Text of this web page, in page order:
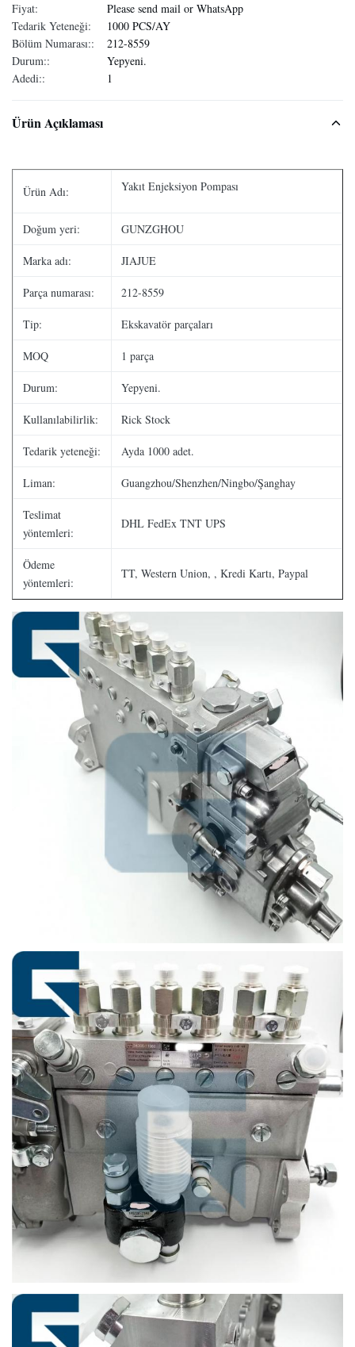
Fiyat:
Please send mail or WhatsApp
Tedarik Yeteneği:
1000 PCS/AY
Bölüm Numarası::
212-8559
Durum::
Yepyeni.
Adedi::
1
Ürün Açıklaması
Ürün Adı: Yakıt Enjeksiyon Pompası
Doğum yeri: GUNZGHOU
Marka adı: JIAJUE
Parça numarası: 212-8559
Tip: Ekskavatör parçaları
MOQ 1 parça
Durum: Yepyeni.
Kullanılabilirlik: Rick Stock
Tedarik yeteneği: Ayda 1000 adet.
Liman: Guangzhou/Shenzhen/Ningbo/Şanghay
Teslimat
yöntemleri:
DHL FedEx TNT UPS
Ödeme
yöntemleri:
TT, Western Union, , Kredi Kartı, Paypal